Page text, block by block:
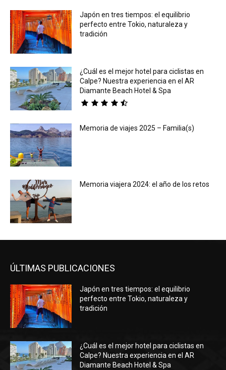
Japón en tres tiempos: el equilibrio
perfecto entre Tokio, naturaleza y
tradición
¿Cuál es el mejor hotel para ciclistas en
Calpe? Nuestra experiencia en el AR
Diamante Beach Hotel & Spa
Memoria de viajes 2025 – Familia(s)
Memoria viajera 2024: el año de los retos
ÚLTIMAS PUBLICACIONES
Japón en tres tiempos: el equilibrio
perfecto entre Tokio, naturaleza y
tradición
¿Cuál es el mejor hotel para ciclistas en
Calpe? Nuestra experiencia en el AR
Diamante Beach Hotel & Spa